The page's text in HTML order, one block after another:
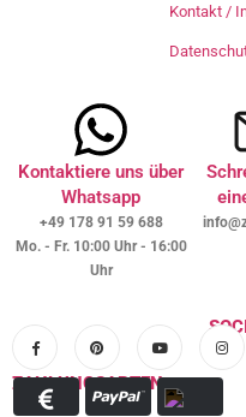
Kontakt /
Kontaktiere uns über
Whatsapp
+49 178 91 59 688
Mo. - Fr. 10:00 Uhr - 16:00
Uhr
ZAHLUNGSARTEN